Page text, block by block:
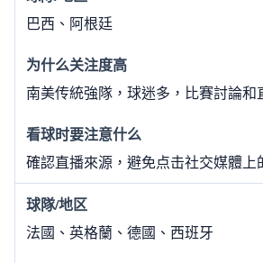
巴西、阿根廷
南美传統強隊，球迷多，比賽討論和
確認直播來源，避免点击社交媒體上
法國、英格蘭、德國、西班牙